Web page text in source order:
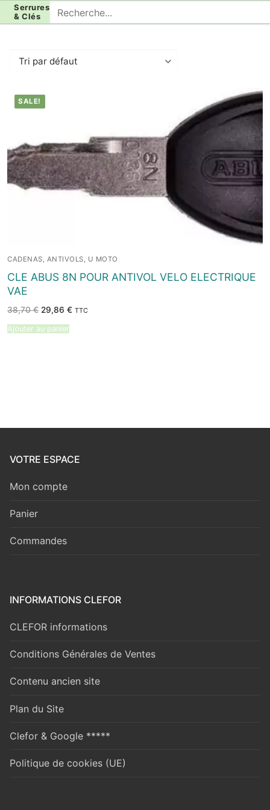
Aller
au
Serrures
& Clés
Rechercher
:
SALE!
CADENAS, ANTIVOLS, U MOTO
CLE ABUS 8N POUR ANTIVOL VELO ELECTRIQUE
VAE
38,70€ Le
prix
initial
était :
29,86 €Le
TTC
Ajouter au panier
VOTRE ESPACE
Mon compte
Panier
Commandes
INFORMATIONS CLEFOR
CLEFOR informations
Conditions Générales de Ventes
Contenu ancien site
Plan du Site
Clefor & Google *****
Politique de cookies (UE)